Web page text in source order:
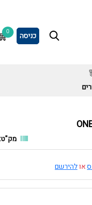
כניסה 0
מק"ט:
אולהירשם